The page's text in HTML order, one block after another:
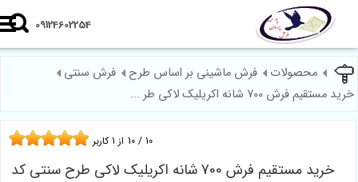
09124602254
محصولات فرش ماشینی بر اساس طرح
فرش سنتی
فرش 700 شانه اکریلیک لاکی طر ...
خرید مستقیم فرش 700 شانه اکریلیک لاکی طرح سنتی کد
10 / از1 کاربر